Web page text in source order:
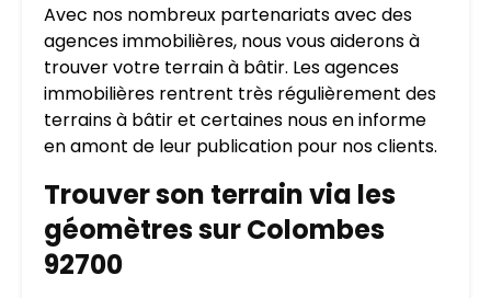
Avec nos nombreux partenariats avec des
agences immobilières, nous vous aiderons à
trouver votre terrain à bâtir. Les agences
immobilières rentrent très régulièrement des
terrains à bâtir et certaines nous en informe
en amont de leur publication pour nos clients.
Trouver son terrain via les
géomètres sur Colombes
92700